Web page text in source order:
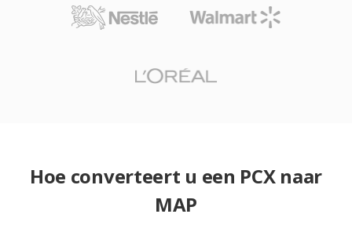
Hoe converteert u een PCX naar
MAP